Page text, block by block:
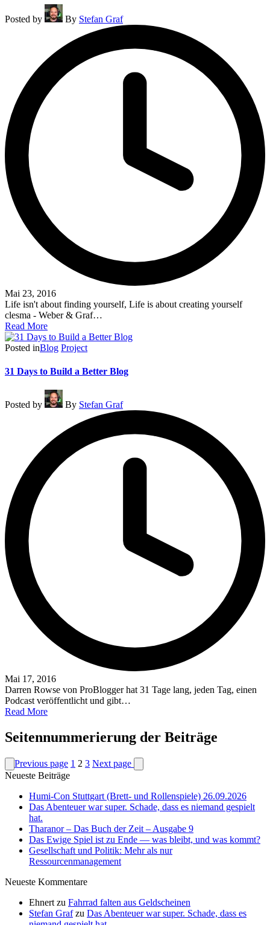
Posted by By Stefan Graf
Mai 23, 2016
Life isn't about finding yourself, Life is about creating yourself
clesma - Weber & Graf…
Read More
Posted inBlog Project
31 Days to Build a Better Blog
Posted by By Stefan Graf
Mai 17, 2016
Darren Rowse von ProBlogger hat 31 Tage lang, jeden Tag, einen
Podcast veröffentlicht und gibt…
Read More
Seitennummerierung der Beiträge
Previous page 1 2 3 Next page
Neueste Beiträge
Humi-Con Stuttgart (Brett- und Rollenspiele) 26.09.2026
Das Abenteuer war super. Schade, dass es niemand gespielt
hat.
Tharanor – Das Buch der Zeit – Ausgabe 9
Das Ewige Spiel ist zu Ende — was bleibt, und was kommt?
Gesellschaft und Politik: Mehr als nur
Ressourcenmanagement
Neueste Kommentare
Ehnert zu Fahrrad falten aus Geldscheinen
Stefan Grafzu Das Abenteuer war super. Schade, dass es